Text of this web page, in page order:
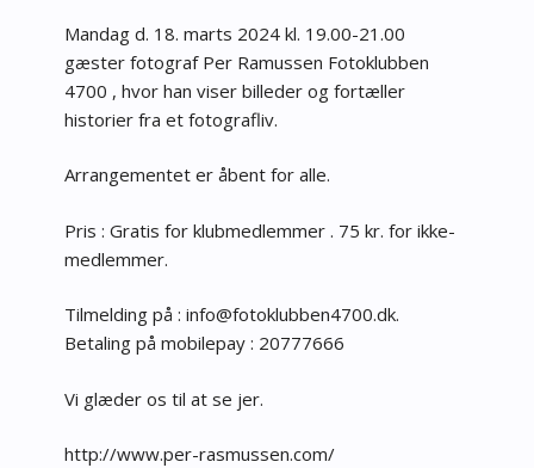
Mandag d. 18. marts 2024 kl. 19.00-21.00
gæster fotograf Per Ramussen Fotoklubben
4700 , hvor han viser billeder og fortæller
historier fra et fotografliv.
Arrangementet er åbent for alle.
Pris : Gratis for klubmedlemmer . 75 kr. for ikke-
medlemmer.
Tilmelding på : kd.00
74neb
bulko
tof@o
fni
.
Betaling på mobilepay : 20777666
Vi glæder os til at se jer.
http://www.per-rasmussen.com/